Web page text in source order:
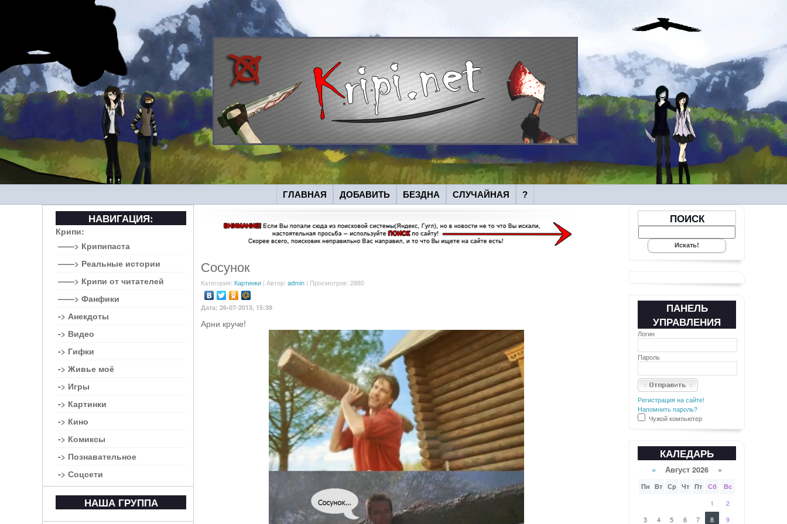
ГЛАВНАЯ ДОБАВИТЬ БЕЗДНА СЛУЧАЙНАЯ ?
Сосунок
Категория: Картинки| Автор: admin| Просмотров: 2880
Дата: 26-07-2013, 15:39
Арни круче!
НАВИГАЦИЯ:
Крипи:
——> Крипипаста
——> Реальные истории
——> Крипи от читателей
——> Фанфики
-> Анекдоты
-> Видео
-> Гифки
-> Живье моё
-> Игры
-> Картинки
-> Кино
-> Комиксы
-> Познавательное
-> Соцсети
НАША ГРУППА
ПОИСК
ПАНЕЛЬ
УПРАВЛЕНИЯ
Логин
Пароль
Регистрация на сайте!
Напомнить пароль?
Чужой компьютер
КАЛЕДАРЬ
« Август 2026 »
Пн Вт Ср Чт Пт Сб Вс
1
2
3
4 5 6 7 8 9